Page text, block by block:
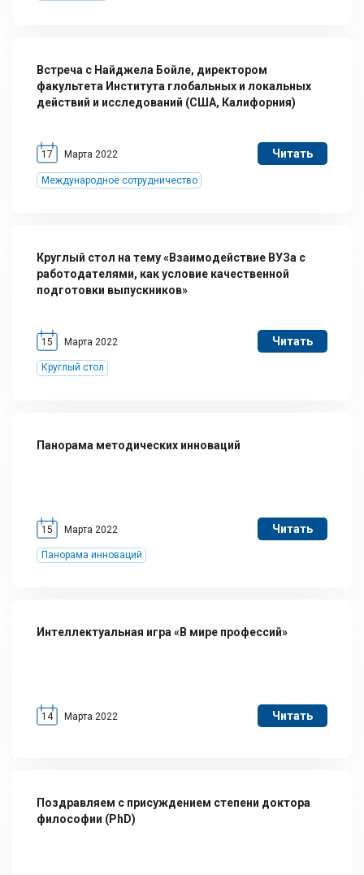
Встреча с Найджела Бойле, директором
факультета Института глобальных и локальных
действий и исследований (США, Калифорния)
17 Марта 2022 Читать
Международное сотрудничество
Круглый стол на тему «Взаимодействие ВУЗа с
работодателями, как условие качественной
подготовки выпускников»
15 Марта 2022 Читать
Круглый стол
Панорама методических инноваций
15 Марта 2022 Читать
Панорама инноваций
Интеллектуальная игра «В мире профессий»
14 Марта 2022 Читать
Поздравляем с присуждением степени доктора
философии (PhD)